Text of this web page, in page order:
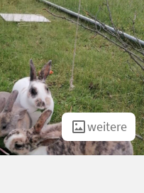
weitere